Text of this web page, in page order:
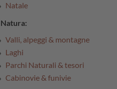
Natale
Natura:
Valli, alpeggi & montagne
Laghi
Parchi Naturali & tesori
Cabinovie & funivie